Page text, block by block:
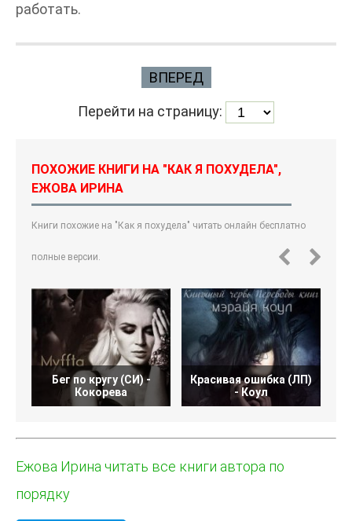
работать.
ВПЕРЕД
Перейти на страницу:
ПОХОЖИЕ КНИГИ НА "КАК Я ПОХУДЕЛА",
ЕЖОВА ИРИНА
Книги похожие на "Как я похудела" читать онлайн бесплатно
полные версии.
Бег по кругу (СИ) -
Кокорева
Красивая ошибка (ЛП)
- Коул
Ежова Ирина читать все книги автора по
порядку